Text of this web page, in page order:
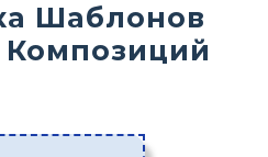
Шаблонов